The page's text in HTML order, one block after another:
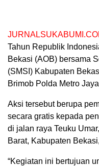
Tahun Republik
Bekasi (AOB) bersama
(SMSI) Kabupaten
Brimob Polda Metro
Aksi tersebut berupa
secara gratis kepada
di jalan raya Teuku
Barat, Kabupaten
“Kegiatan ini bertujuan